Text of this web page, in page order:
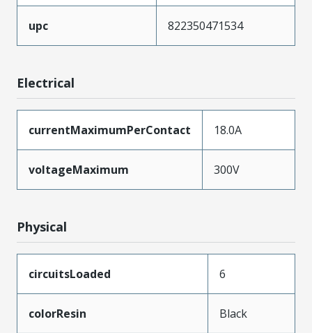
upc 822350471534
Electrical
currentMaximumPerContact 18.0A
voltageMaximum 300V
Physical
circuitsLoaded 6
colorResin Black